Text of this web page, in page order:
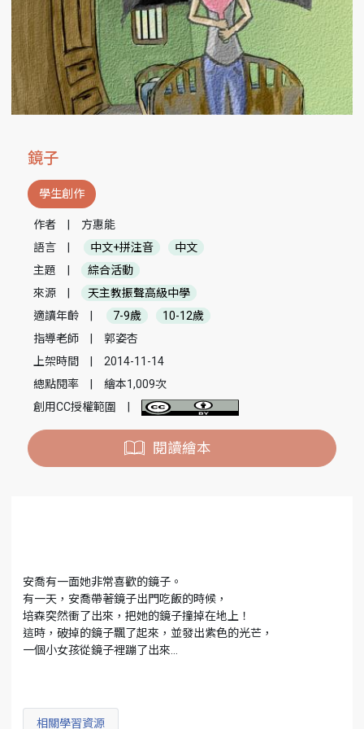
鏡子
學生創作
作者
方惠能
語言
中文+拼注音
中文
主題
綜合活動
來源
天主教振聲高級中學
適讀年齡
7-9歲
10-12歲
指導老師
郭姿杏
上架時間
2014-11-14
總點閱率
繪本1,009次
創用CC授權範圍
閱讀繪本
安喬有一面她非常喜歡的鏡子。
有一天，安喬帶著鏡子出門吃飯的時候，
培森突然衝了出來，把她的鏡子撞掉在地上！
這時，破掉的鏡子飄了起來，並發出紫色的光芒，
一個小女孩從鏡子裡蹦了出來…
相關學習資源